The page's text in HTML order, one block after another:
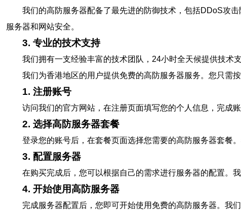
我们的高防服务器配备了最先进的防御技术，包括DDoS攻
服务器和网站安全。
3. 专业的技术支持
我们拥有一支经验丰富的技术团队，24小时全天候提供技术
我们为香港地区的用户提供免费的高防服务器服务。您只需
1. 注册账号
访问我们的官方网站，在注册页面填写您的个人信息，完成账
2. 选择高防服务器套餐
登录您的账号后，在套餐页面选择您需要的高防服务器套餐
3. 配置服务器
在购买完成后，您可以根据自己的需求进行服务器的配置。
4. 开始使用高防服务器
完成服务器配置后，您即可开始使用免费的高防服务器。我